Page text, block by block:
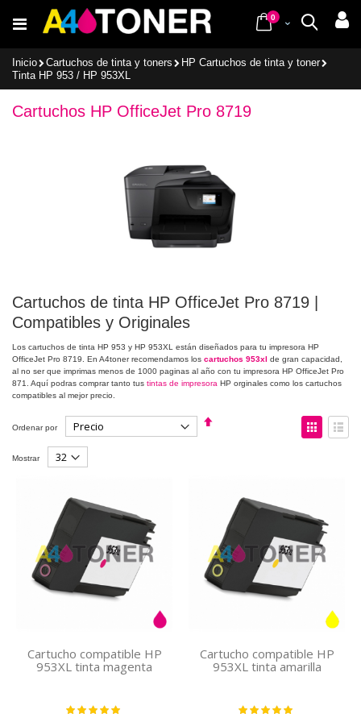
al
contenido
Buscar
Cart
0items
Inicio Cartuchos de tinta y toners
HP Cartuchos de tinta y toner
Tinta HP 953 / HP 953XL
Cartuchos HP OfficeJet Pro 8719
Cartuchos de tinta HP OfficeJet Pro 8719 |
Compatibles y Originales
Los cartuchos de tinta HP 953 y HP 953XL están diseñados para tu impresora HP
OfficeJet Pro 8719. En A4toner recomendamos los cartuchos 953xl de gran capacidad,
al no ser que imprimas menos de 1000 paginas al año con tu impresora HP OfficeJet Pro
871. Aquí podras comprar tanto tus tintas de impresora HP orginales como los cartuchos
compatibles al mejor precio.
Ordenar por
Fijar
Ver
como
Mostrar
Cartucho compatible HP
953XL tinta magenta
Valoración:
Cartucho compatible HP
953XL tinta amarilla
Valoración: